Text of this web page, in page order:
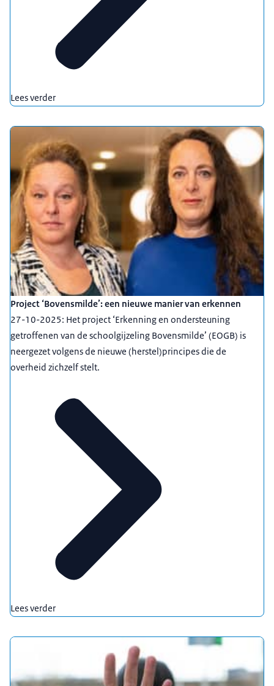
Lees verder
Project ‘Bovensmilde’: een nieuwe manier van erkennen
27-10-2025: Het project ‘Erkenning en ondersteuning
getroffenen van de schoolgijzeling Bovensmilde’ (EOGB) is
neergezet volgens de nieuwe (herstel)principes die de
overheid zichzelf stelt.
Lees verder